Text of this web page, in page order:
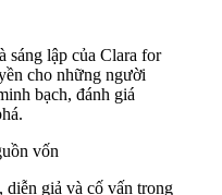
sáng lập của Clara for
cho những người
bạch, đánh giá
vốn
diễn giả và cố vấn trong